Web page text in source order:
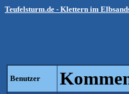
Teufelsturm.de - Klettern im
Benutzer